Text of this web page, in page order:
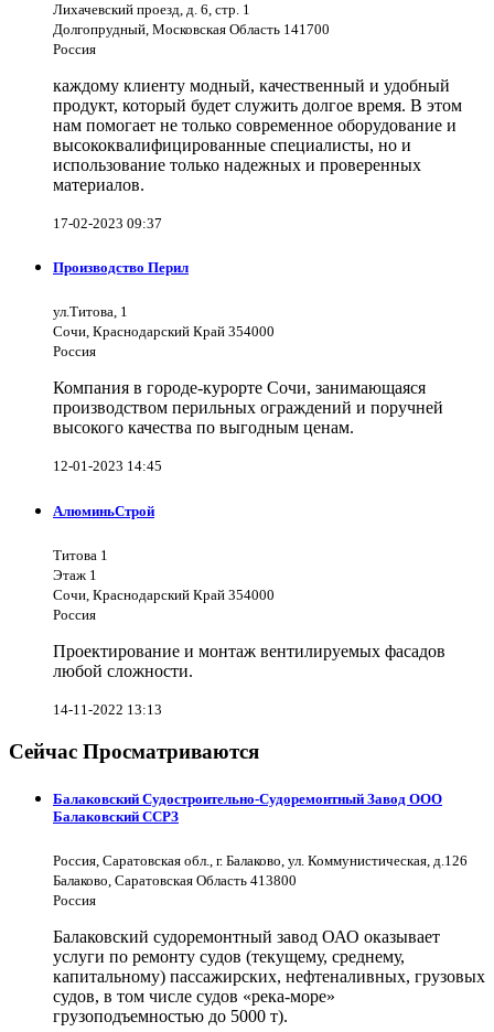
Лихачевский проезд, д. 6, стр. 1
Долгопрудный, Московская Область 141700
Россия
каждому клиенту модный, качественный и удобный
продукт, который будет служить долгое время. В этом
нам помогает не только современное оборудование и
высококвалифицированные специалисты, но и
использование только надежных и проверенных
материалов.
17-02-2023 09:37
Производство Перил
ул.Титова, 1
Сочи, Краснодарский Край 354000
Россия
Компания в городе-курорте Сочи, занимающаяся
производством перильных ограждений и поручней
высокого качества по выгодным ценам.
12-01-2023 14:45
АлюминьСтрой
Титова 1
Этаж 1
Сочи, Краснодарский Край 354000
Россия
Проектирование и монтаж вентилируемых фасадов
любой сложности.
14-11-2022 13:13
Сейчас Просматриваются
Балаковский Судостроительно-Судоремонтный Завод ООО
Балаковский ССРЗ
Россия, Саратовская обл., г. Балаково, ул. Коммунистическая, д.126
Балаково, Саратовская Область 413800
Россия
Балаковский судоремонтный завод ОАО оказывает
услуги по ремонту судов (текущему, среднему,
капитальному) пассажирских, нефтеналивных, грузовых
судов, в том числе судов «река-море»
грузоподъемностью до 5000 т).